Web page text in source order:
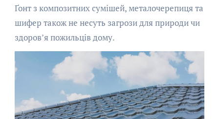
Ґонт з композитних сумішей, металочерепиця та
шифер також не несуть загрози для природи чи
здоров’я пожильців дому.